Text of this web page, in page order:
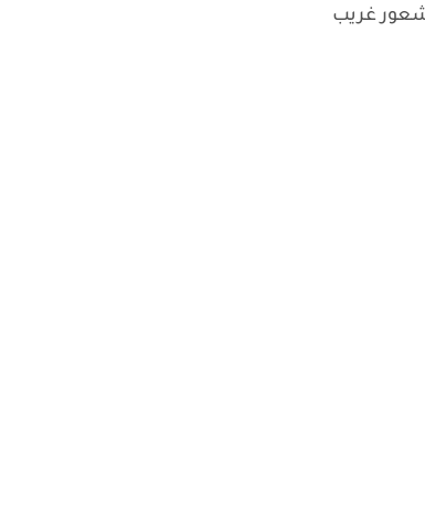
شعور غريب